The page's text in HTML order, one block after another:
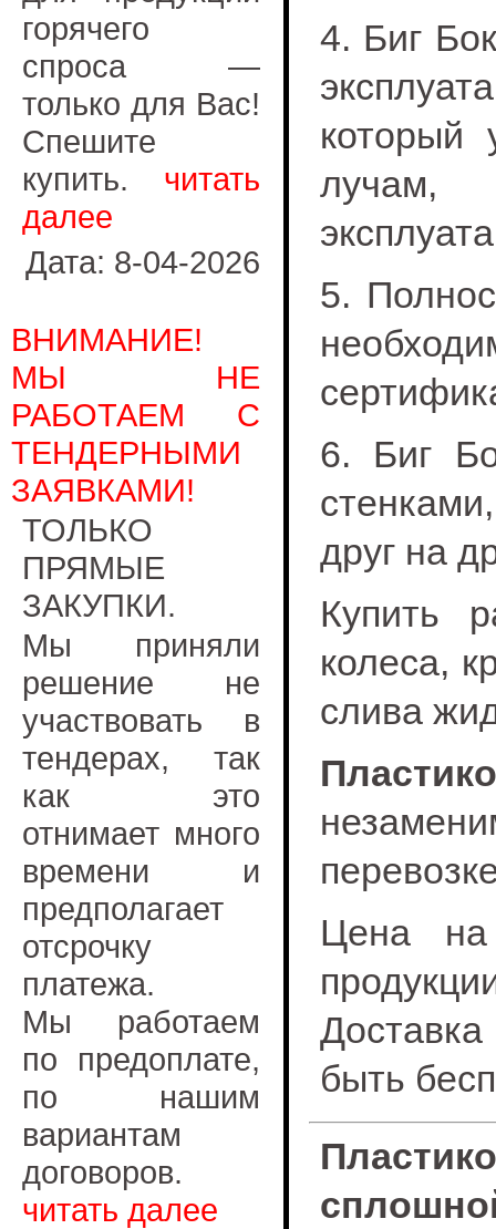
горячего
спроса —
только для Вас!
Спешите
купить. читать
далее
Дата: 8-04-2026
ВНИМАНИЕ!
МЫ НЕ
РАБОТАЕМ С
ТЕНДЕРНЫМИ
ЗАЯВКАМИ!
ТОЛЬКО
ПРЯМЫЕ
ЗАКУПКИ.
Мы приняли
решение не
участвовать в
тендерах, так
как это
отнимает много
времени и
предполагает
отсрочку
платежа.
Мы работаем
по предоплате,
по нашим
вариантам
договоров.
читать далее
4. Биг
который
лучам,
5.
6. Биг
друг на
Купить
колеса,
слива
Цена на
быть